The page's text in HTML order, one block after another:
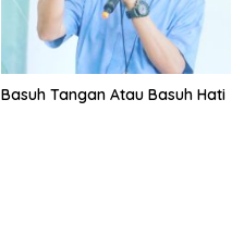
Basuh Tangan Atau Basuh Hati